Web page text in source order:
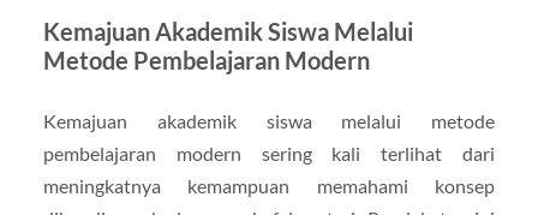
Kemajuan Akademik Siswa Melalui
Metode Pembelajaran Modern
Kemajuan akademik siswa melalui metode
pembelajaran modern sering kali terlihat dari
meningkatnya kemampuan memahami konsep